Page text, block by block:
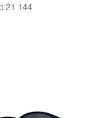
51 □ 21 144